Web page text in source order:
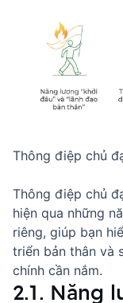
Thông điệp chủ
Thông điệp chủ
hiện qua những
riêng, giúp bạn
triển bản thân và
chính cần nắm.
2.1. Năng